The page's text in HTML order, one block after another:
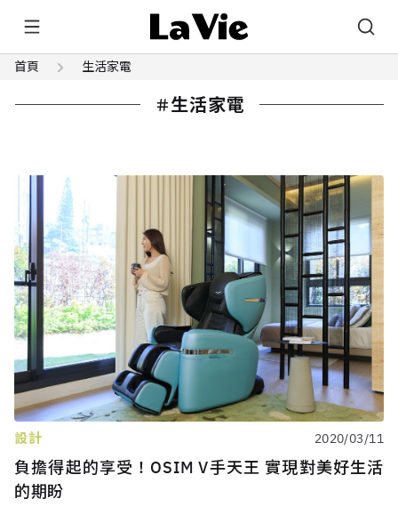
首頁 生活家電
生活家電
設計 2020/03/11
負擔得起的享受！OSIM V手天王 實現對美好生活
的期盼